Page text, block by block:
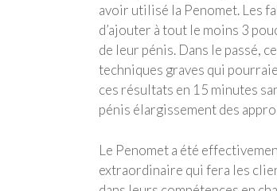
avoir utilisé la Penomet. Les
d’ajouter à tout le moins 3
de leur pénis. Dans le passé,
techniques graves qui
ces résultats en 15 minutes
pénis élargissement des
Le Penomet a été
extraordinaire qui fera les